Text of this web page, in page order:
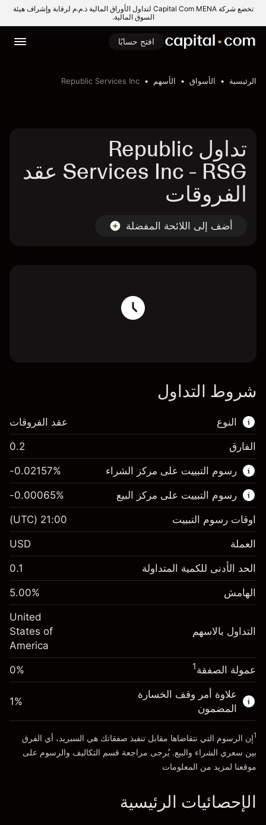
تخضع شركة Capital Com MENA لتداول الأوراق المالية ذ.م.م لرقابة وإشراف هيئة
السوق المالية.
افتح حسابًا
الرئيسية الأسواق الأسهم Republic Services Inc
تداول Republic
Services Inc - RSG عقد
الفروقات
أضف إلى اللائحة المفضلة
شروط التداول
النوع
هذا السوق المالي متاح للتداول من خلال عقود
الفروقات.
اعرف المزيد عن:
عقود الفروقات
عقد الفروقات
الفارق 0.2
رسوم التبييت على مركز الشراء
الهامش. استثمارك $1,000.00
-0.021568
%
(-$4.31)
المال من الرافعة المالية ~
الذهاب إلى المنصة
-0.02157%
رسوم التبييت على مركز البيع
الهامش. استثمارك $1,000.00
-0.000654
%
(-$0.13)
المال من الرافعة المالية ~$19,000.00
الذهاب إلى المنصة
-0.00065%
اوقات رسوم التبييت 21:00
(UTC)
العملة USD
الحد الأدنى للكمية المتداولة 0.1
الهامش 5.00%
التداول بالاسهم
United
States of
America
عمولة الصفقة1
0%
علاوة أمر وقف الخسارة
المضمون
1%
1إن الرسوم التي نتقاضاها مقابل تنفيذ صفقاتك هي السبريد، أي الفرق
بين سعري الشراء والبيع. يُرجى مراجعة قسم التكاليف والرسوم على
موقعنا لمزيد من المعلومات
الإحصائيات الرئيسية